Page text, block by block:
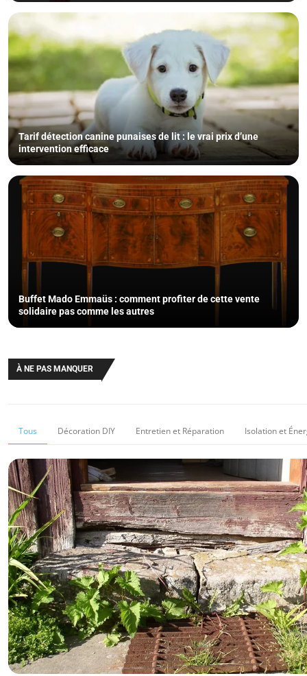
Tarif détection canine punaises de lit : le vrai prix d’une
intervention efficace
Buffet Mado Emmaüs : comment profiter de cette vente
solidaire pas comme les autres
À NE PAS MANQUER
Tous Décoration DIY Entretien et Réparation Isolation et